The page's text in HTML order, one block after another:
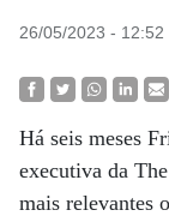
26/05/2023 - 12:52
Há seis meses
executiva da
mais relevantes